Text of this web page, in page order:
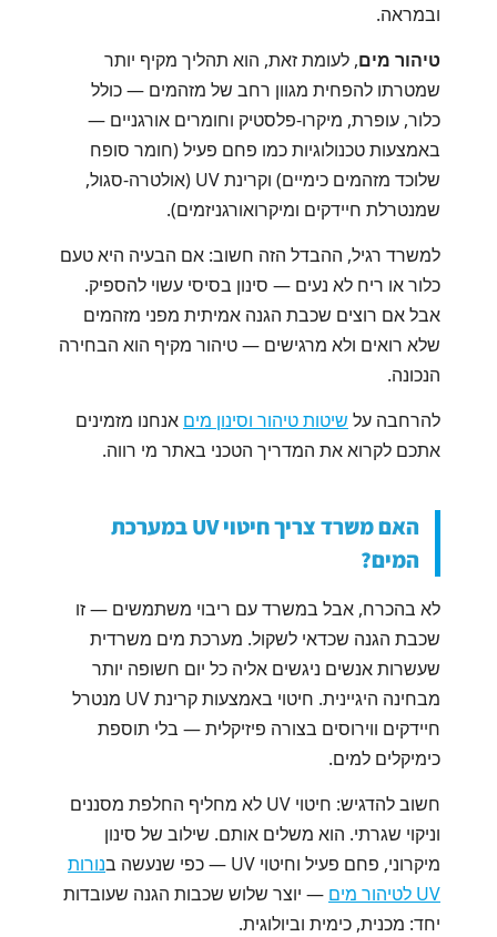
ובמראה.
טיהור מים, לעומת זאת, הוא תהליך מקיף יותר
שמטרתו להפחית מגוון רחב של מזהמים — כולל
כלור, עופרת, מיקרו-פלסטיק וחומרים אורגניים —
באמצעות טכנולוגיות כמו פחם פעיל (חומר סופח
שלוכד מזהמים כימיים) וקרינת UV (אולטרה-סגול,
שמנטרלת חיידקים ומיקרואורגניזמים).
למשרד רגיל, ההבדל הזה חשוב: אם הבעיה היא טעם
כלור או ריח לא נעים — סינון בסיסי עשוי להספיק.
אבל אם רוצים שכבת הגנה אמיתית מפני מזהמים
שלא רואים ולא מרגישים — טיהור מקיף הוא הבחירה
הנכונה.
להרחבה על שיטות טיהור וסינון מים אנחנו מזמינים
אתכם לקרוא את המדריך הטכני באתר מי רווה.
האם משרד צריך חיטוי UV במערכת
המים?
לא בהכרח, אבל במשרד עם ריבוי משתמשים — זו
שכבת הגנה שכדאי לשקול. מערכת מים משרדית
שעשרות אנשים ניגשים אליה כל יום חשופה יותר
מבחינה היגיינית. חיטוי באמצעות קרינת UV מנטרל
חיידקים ווירוסים בצורה פיזיקלית — בלי תוספת
כימיקלים למים.
חשוב להדגיש: חיטוי UV לא מחליף החלפת מסננים
וניקוי שגרתי. הוא משלים אותם. שילוב של סינון
מיקרוני, פחם פעיל וחיטוי UV — כפי שנעשה ב
נורות
UV לטיהור מים
— יוצר שלוש שכבות הגנה שעובדות
יחד: מכנית, כימית וביולוגית.